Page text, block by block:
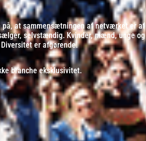
på, at sammensætningen af netværket er af
selvstændig. Kvinder, mænd, unge og
er afgørende.
branche eksklusivitet.